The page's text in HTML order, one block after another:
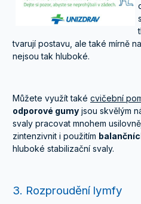
tvarují postavu, ale také mírně
nejsou tak hluboké.
Můžete využít také cvičební
odporové gumy jsou skvělým
svaly pracovat mnohem
zintenzivnit i použitím
hluboké stabilizační svaly.
3. Rozproudění lymfy